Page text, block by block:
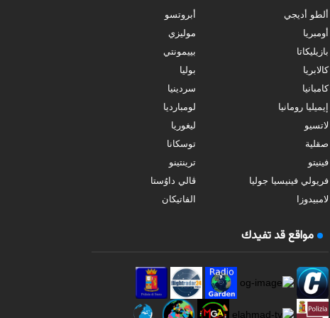
ألطو أديجي
أبروتسو
أومبريا
موليزي
بازيليكاتا
بييمونتي
كالابريا
بوليا
كامبانيا
سردينيا
إيميليا رومانيا
لومبارديا
لاتسيو
ليغوريا
صقلية
توسكانا
فينيتو
ترينتينو
فريولي فينيسيا جوليا
ڤالي داوُستا
لامبيدوزا
الفاتيكان
مواقع قد تفيدك